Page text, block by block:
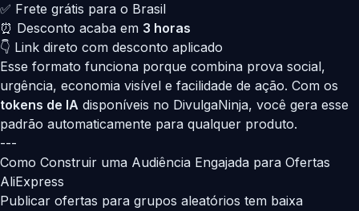
✅ Frete grátis para o Brasil
⏰ Desconto acaba em 3 horas
👇 Link direto com desconto aplicado
Esse formato funciona porque combina prova social,
urgência, economia visível e facilidade de ação. Com os
tokens de IA disponíveis no DivulgaNinja, você gera esse
padrão automaticamente para qualquer produto.
---
Como Construir uma Audiência Engajada para Ofertas
AliExpress
Publicar ofertas para grupos aleatórios tem baixa